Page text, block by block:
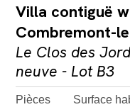
Villa contiguë
Combremont-
Le Clos des
neuve - Lot B3
Pièces Surface